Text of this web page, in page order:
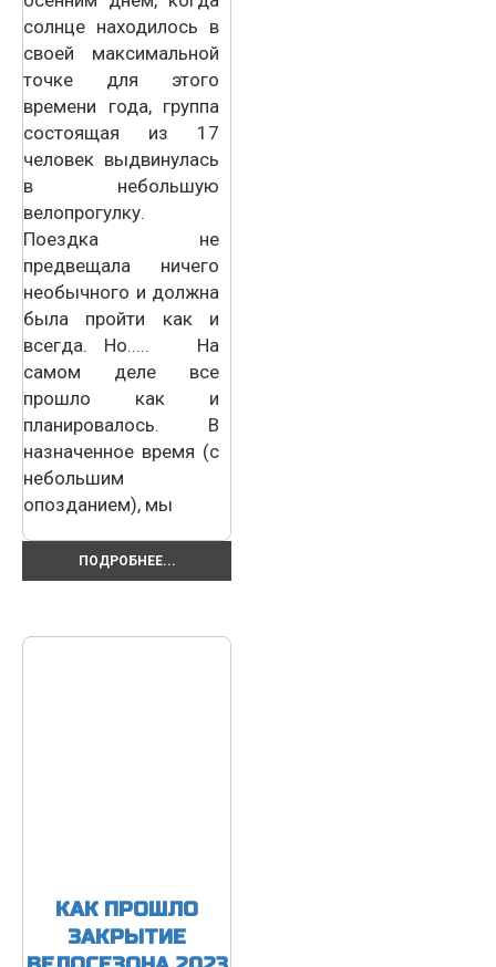
солнце находилось в
своей максимальной
точке для этого
времени года, группа
состоящая из 17
человек выдвинулась
в небольшую
велопрогулку.
Поездка не
предвещала ничего
необычного и должна
была пройти как и
всегда. Но..... На
самом деле все
прошло как и
планировалось. В
назначенное время (с
небольшим
опозданием), мы
ПОДРОБНЕЕ...
КАК ПРОШЛО
ЗАКРЫТИЕ